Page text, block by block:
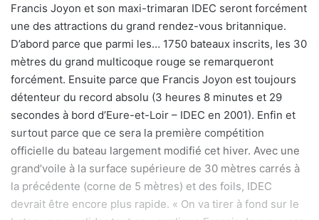
Francis Joyon et son maxi-trimaran IDEC seront forcément
une des attractions du grand rendez-vous britannique.
D’abord parce que parmi les… 1750 bateaux inscrits, les 30
mètres du grand multicoque rouge se remarqueront
forcément. Ensuite parce que Francis Joyon est toujours
détenteur du record absolu (3 heures 8 minutes et 29
secondes à bord d’Eure-et-Loir – IDEC en 2001). Enfin et
surtout parce que ce sera la première compétition
officielle du bateau largement modifié cet hiver. Avec une
grand’voile à la surface supérieure de 30 mètres carrés à
la précédente (corne de 5 mètres) et des foils, IDEC
devrait être encore plus rapide. « On va tirer à fond sur le